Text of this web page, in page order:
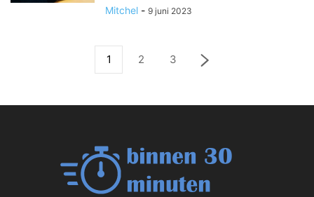
Mitchel - 9 juni 2023
1 2 3